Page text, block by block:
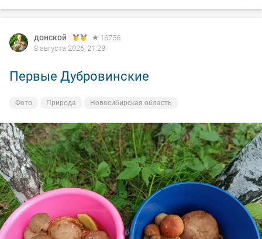
донской
16756
8 августа 2026, 21:28
Первые Дубровинские
Фото Природа Новосибирская область